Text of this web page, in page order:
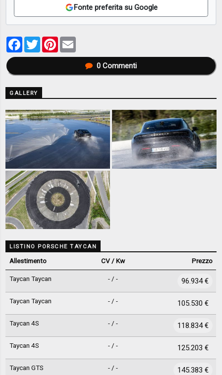
Fonte preferita su Google
Facebook
TwitterPinterest
0Commenti
GALLERY
LISTINO PORSCHE TAYCAN
Allestimento CV / Kw Prezzo
Taycan Taycan - / - 96.934 €
Taycan Taycan - / - 105.530 €
Taycan 4S - / - 118.834 €
Taycan 4S - / - 125.203 €
Taycan GTS - / - 145.383 €